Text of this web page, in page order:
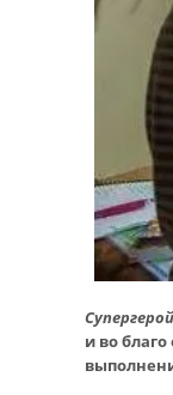
Супергерой
и во